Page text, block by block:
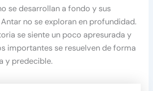
se desarrollan a fondo y sus
no se exploran en profundidad.
se siente un poco apresurada y
importantes se resuelven de forma
y predecible.